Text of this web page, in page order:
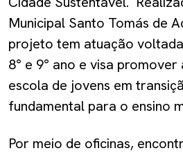
Municipal Santo Tomás de
projeto tem atuação
8° e 9° ano e visa
escola de jovens em
fundamental para o ensino
Por meio de oficinas,